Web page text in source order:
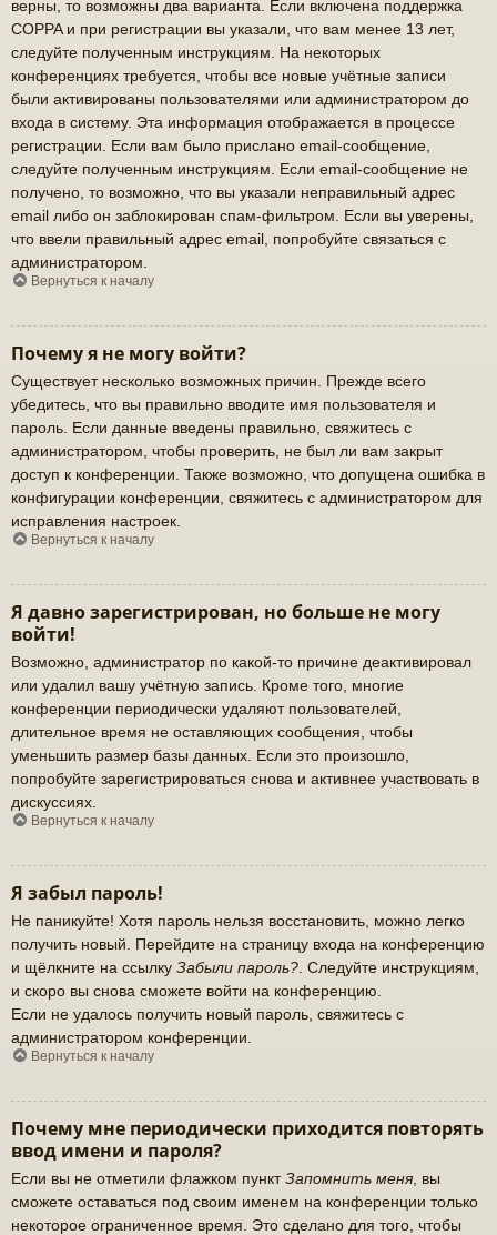
верны, то возможны два варианта. Если включена поддержка
COPPA и при регистрации вы указали, что вам менее 13 лет,
следуйте полученным инструкциям. На некоторых
конференциях требуется, чтобы все новые учётные записи
были активированы пользователями или администратором до
входа в систему. Эта информация отображается в процессе
регистрации. Если вам было прислано email-сообщение,
следуйте полученным инструкциям. Если email-сообщение не
получено, то возможно, что вы указали неправильный адрес
email либо он заблокирован спам-фильтром. Если вы уверены,
что ввели правильный адрес email, попробуйте связаться с
администратором.
Вернуться к началу
Почему я не могу войти?
Существует несколько возможных причин. Прежде всего
убедитесь, что вы правильно вводите имя пользователя и
пароль. Если данные введены правильно, свяжитесь с
администратором, чтобы проверить, не был ли вам закрыт
доступ к конференции. Также возможно, что допущена ошибка в
конфигурации конференции, свяжитесь с администратором для
исправления настроек.
Вернуться к началу
Я давно зарегистрирован, но больше не могу
войти!
Возможно, администратор по какой-то причине деактивировал
или удалил вашу учётную запись. Кроме того, многие
конференции периодически удаляют пользователей,
длительное время не оставляющих сообщения, чтобы
уменьшить размер базы данных. Если это произошло,
попробуйте зарегистрироваться снова и активнее участвовать в
дискуссиях.
Вернуться к началу
Я забыл пароль!
Не паникуйте! Хотя пароль нельзя восстановить, можно легко
получить новый. Перейдите на страницу входа на конференцию
и щёлкните на ссылку Забыли пароль? . Следуйте инструкциям,
и скоро вы снова сможете войти на конференцию.
Если не удалось получить новый пароль, свяжитесь с
администратором конференции.
Вернуться к началу
Почему мне периодически приходится повторять
ввод имени и пароля?
Если вы не отметили флажком пунктЗапомнить меня , вы
сможете оставаться под своим именем на конференции только
некоторое ограниченное время. Это сделано для того, чтобы